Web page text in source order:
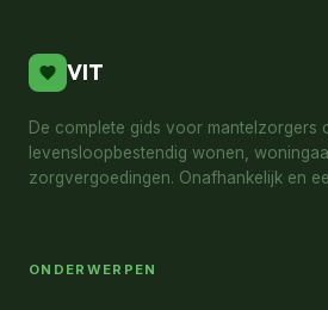
VIT
De complete gids voor mantelzorgers
levensloopbestendig wonen,
zorgvergoedingen. Onafhankelijk en
ONDERWERPEN